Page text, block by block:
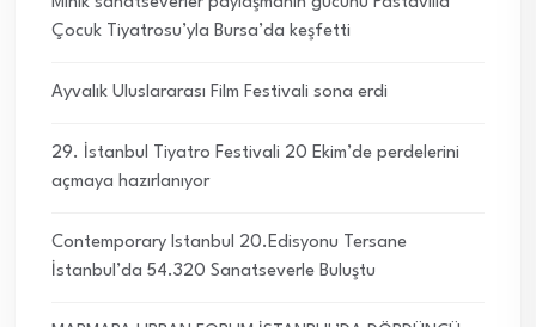
Çocuk Tiyatrosu’yla Bursa’da keşfetti
Ayvalık Uluslararası Film Festivali sona erdi
29. İstanbul Tiyatro Festivali 20 Ekim’de perdelerini
açmaya hazırlanıyor
Contemporary Istanbul 20.Edisyonu Tersane
İstanbul’da 54.320 Sanatseverle Buluştu